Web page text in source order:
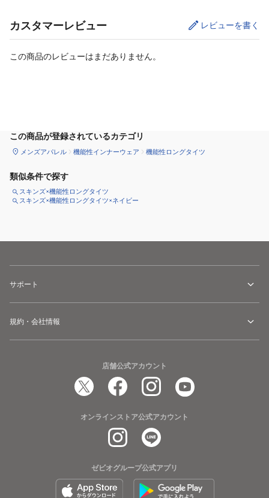
カスタマーレビュー レビューを書く
この商品のレビューはまだありません。
この商品が登録されているカテゴリ
メンズアパレル 機能性インナーウェア 機能性ロングタイツ
類似条件で探す
スキンズ×機能性ロングタイツ
スキンズ×機能性ロングタイツ×ネイビー
サポート
規約・会社情報
店舗公式アカウント
オンラインストア公式アカウント
ゼビオグループ公式アプリ